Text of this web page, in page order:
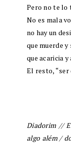
Pero no te lo
No es mala
no hay un
que muerde y
que acaricia y
El resto, “ser
Diadorim//
algo além /